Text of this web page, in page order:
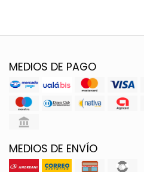
MEDIOS DE PAGO
MEDIOS DE ENVÍO